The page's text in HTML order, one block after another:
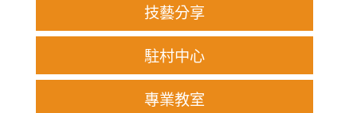
技藝分享
駐村中心
專業教室